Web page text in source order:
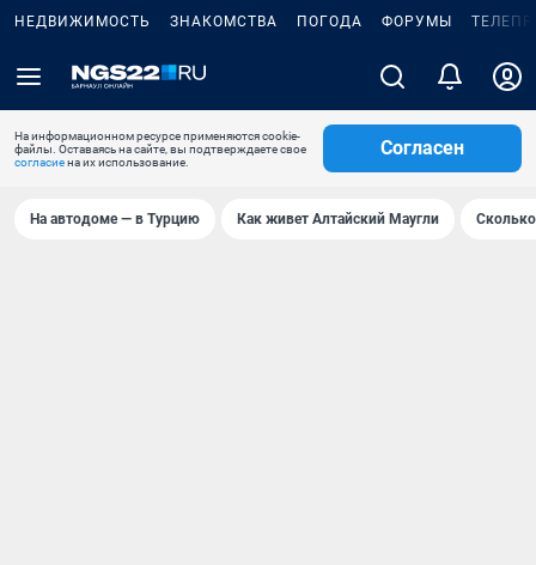
НЕДВИЖИМОСТЬ ЗНАКОМСТВА ПОГОДА ФОРУМЫ
На информационном ресурсе применяются cookie-
файлы. Оставаясь на сайте, вы подтверждаете свое
согласиена их использование.
Согласен
На автодоме — в Турцию Как живет Алтайский Маугли